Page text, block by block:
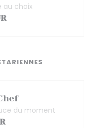
au choix
du moment